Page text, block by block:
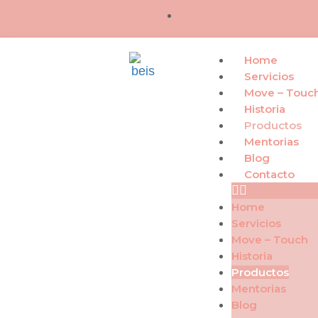
Home
Servicios
Move –
Historia
Productos
Mentorias
Blog
Contacto
Home
Servicios
Move – Touch
Historia
Productos
Mentorias
Blog